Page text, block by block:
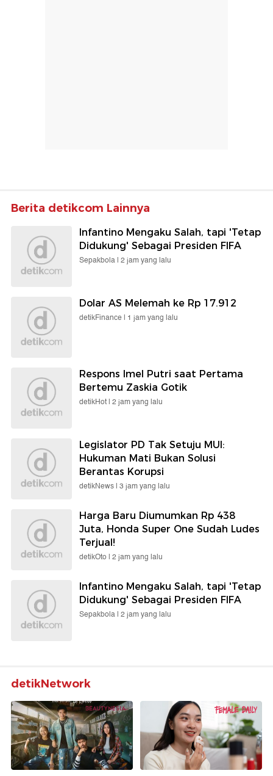
Berita detikcom Lainnya
Infantino Mengaku Salah, tapi 'Tetap
Didukung' Sebagai Presiden FIFA
Sepakbola | 2 jam yang lalu
Dolar AS Melemah ke Rp 17.912
detikFinance | 1 jam yang lalu
Respons Imel Putri saat Pertama
Bertemu Zaskia Gotik
detikHot | 2 jam yang lalu
Legislator PD Tak Setuju MUI:
Hukuman Mati Bukan Solusi
Berantas Korupsi
detikNews | 3 jam yang lalu
Harga Baru Diumumkan Rp 438
Juta, Honda Super One Sudah Ludes
Terjual!
detikOto | 2 jam yang lalu
Infantino Mengaku Salah, tapi 'Tetap
Didukung' Sebagai Presiden FIFA
Sepakbola | 2 jam yang lalu
detikNetwork